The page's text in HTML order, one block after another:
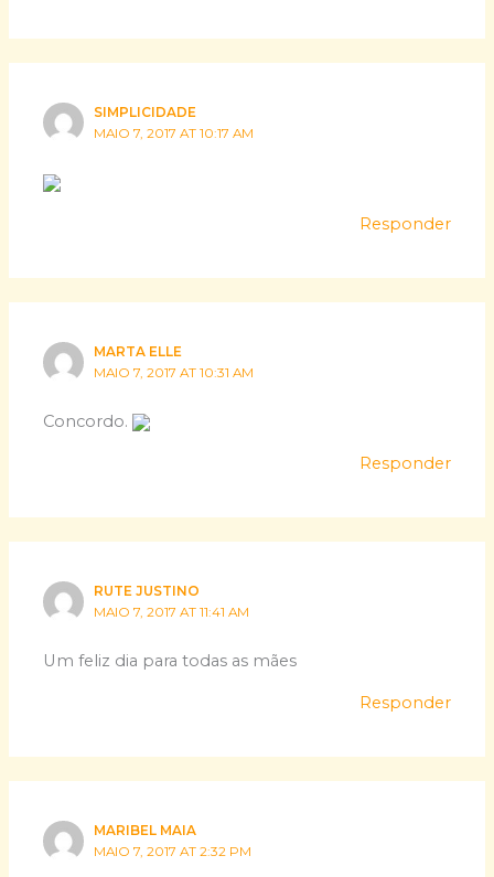
SIMPLICIDADE
MAIO 7, 2017 AT 10:17 AM
Responder
MARTA ELLE
MAIO 7, 2017 AT 10:31 AM
Concordo.
Responder
RUTE JUSTINO
MAIO 7, 2017 AT 11:41 AM
Um feliz dia para todas as mães
Responder
MARIBEL MAIA
MAIO 7, 2017 AT 2:32 PM